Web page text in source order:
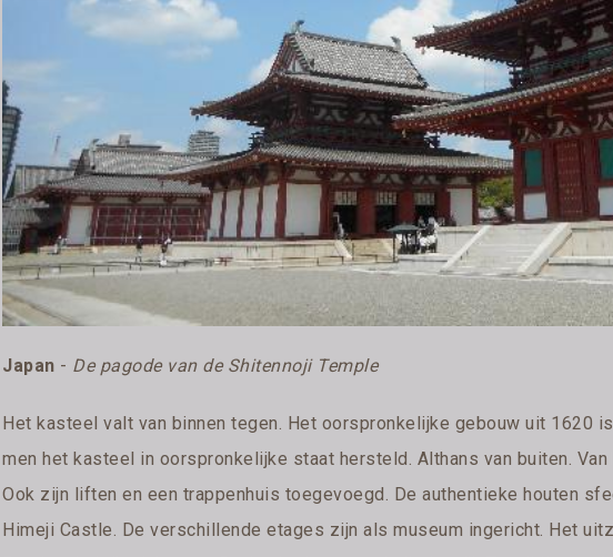
Japan - De pagode van de Shitennoji Temple
Het kasteel valt van binnen tegen. Het oorspronkelijke gebouw uit 1620
men het kasteel in oorspronkelijke staat hersteld. Althans van buiten.
Ook zijn liften en een trappenhuis toegevoegd. De authentieke houten
Himeji Castle. De verschillende etages zijn als museum ingericht. Het